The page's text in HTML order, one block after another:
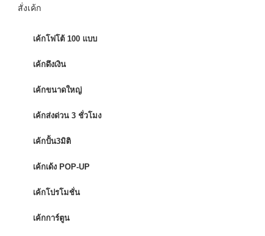
สั่งเค้ก
เค้กโฟโต้ 100 แบบ
เค้กดึงเงิน
เค้กขนาดใหญ่
เค้กส่งด่วน 3 ชั่วโมง
เค้กปั้น3มิติ
เค้กเด้ง POP-UP
เค้กโปรโมชั่น
เค้กการ์ตูน